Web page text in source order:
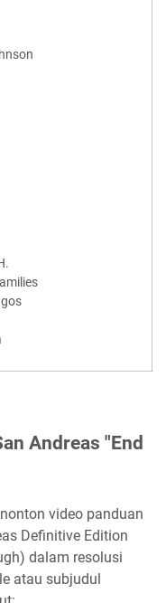
Andreas "End
video panduan
Definitive Edition
dalam resolusi
atau subjudul